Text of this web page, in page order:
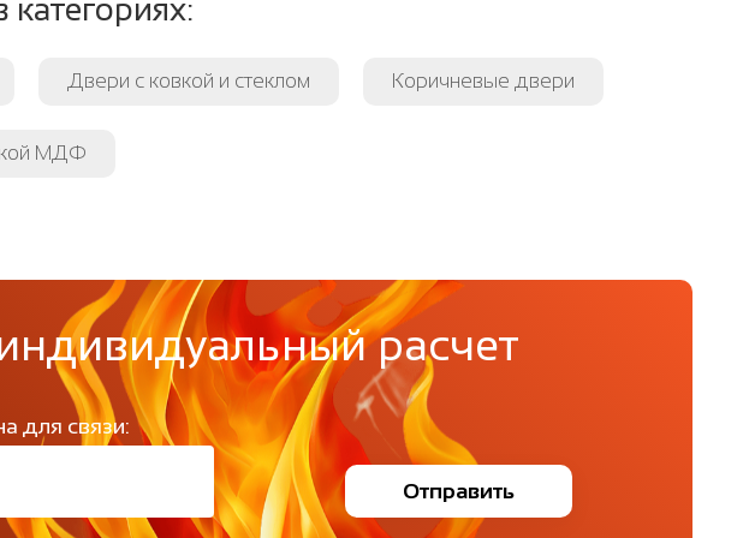
Двери с ковкой и стеклом Коричневые двери
МДФ
расчет
для связи:
Отправить